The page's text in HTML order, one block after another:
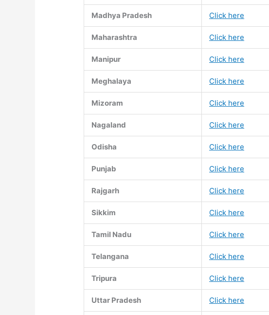
Madhya Pradesh Click here
Maharashtra Click here
Manipur Click here
Meghalaya Click here
Mizoram Click here
Nagaland Click here
Odisha Click here
Punjab Click here
Rajgarh Click here
Sikkim Click here
Tamil Nadu Click here
Telangana Click here
Tripura Click here
Uttar Pradesh Click here